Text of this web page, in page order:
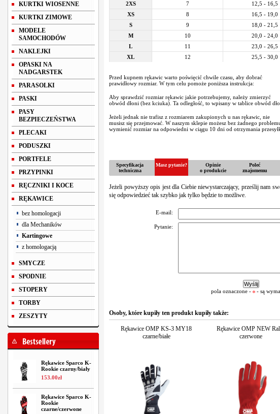
KURTKI WIOSENNE
KURTKI ZIMOWE
MODELE
SAMOCHODÓW
NAKLEJKI
OPASKI NA
NADGARSTEK
PARASOLKI
PASKI
PASY
BEZPIECZEŃSTWA
PLECAKI
PODUSZKI
PORTFELE
PRZYPINKI
RĘCZNIKI I KOCE
RĘKAWICE
bez homologacji
dla Mechaników
Kartingowe
z homologacją
SMYCZE
SPODNIE
STOPERY
TORBY
ZESZYTY
Rękawice Sparco K-
Rookie czarny/biały
153.00zł
Rękawice Sparco K-
Rookie
czarne/czerwone
2XS
7 12,5 - 16,5
XS
8 16,5 - 19,0
S
9 18,0 - 21,5
M
10 20,0 - 24,0
L
11 23,0 - 26,5
XL
12 25,5 - 30,0
Przed kupnem rękawic warto poświęcić chwile czasu, aby dobrać
prawidłowy rozmiar. W tym celu pomoże poniższa instrukcja:
Aby sprawdzić rozmiar rękawic jakie potrzebujemy, należy zmierzyć
obwód dłoni (bez kciuka). Ta odległość, to wpisany w tablice obwód
Jeżeli jednak nie trafisz z rozmiarem zakupionych u nas rękawic, nie
musisz się przejmować. W naszym sklepie możesz bez żadnego
wymienić rozmiar na odpowiedni w ciągu 10 dni od otrzymania
Specyfikacja
techniczna
Masz pytanie?
Opinie
o produkcie
Poleć
znajomemu
Jeżeli powyższy opis jest dla Ciebie niewystarczający, prześlij nam
się odpowiedzieć tak szybko jak tylko będzie to możliwe.
E-mail:
Pytanie:
pola oznaczone - - są
Osoby, które kupiły ten produkt kupiły także:
Rękawice OMP KS-3 MY18
czarne/białe
Rękawice OMP NEW
czerwone